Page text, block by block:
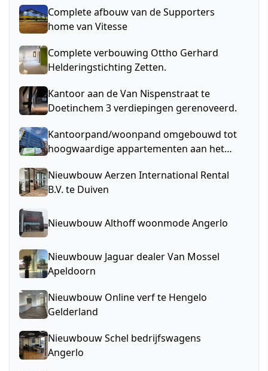
Complete afbouw van de Supporters
home van Vitesse
Complete verbouwing Ottho Gerhard
Helderingstichting Zetten.
Kantoor aan de Van Nispenstraat te
Doetinchem 3 verdiepingen gerenoveerd.
Kantoorpand/woonpand omgebouwd tot
hoogwaardige appartementen aan het
Nieuwbouw Aerzen International Rental
B.V. te Duiven
Nieuwbouw Althoff woonmode Angerlo
Nieuwbouw Jaguar dealer Van Mossel
Apeldoorn
Nieuwbouw Online verf te Hengelo
Gelderland
Nieuwbouw Schel bedrijfswagens
Angerlo